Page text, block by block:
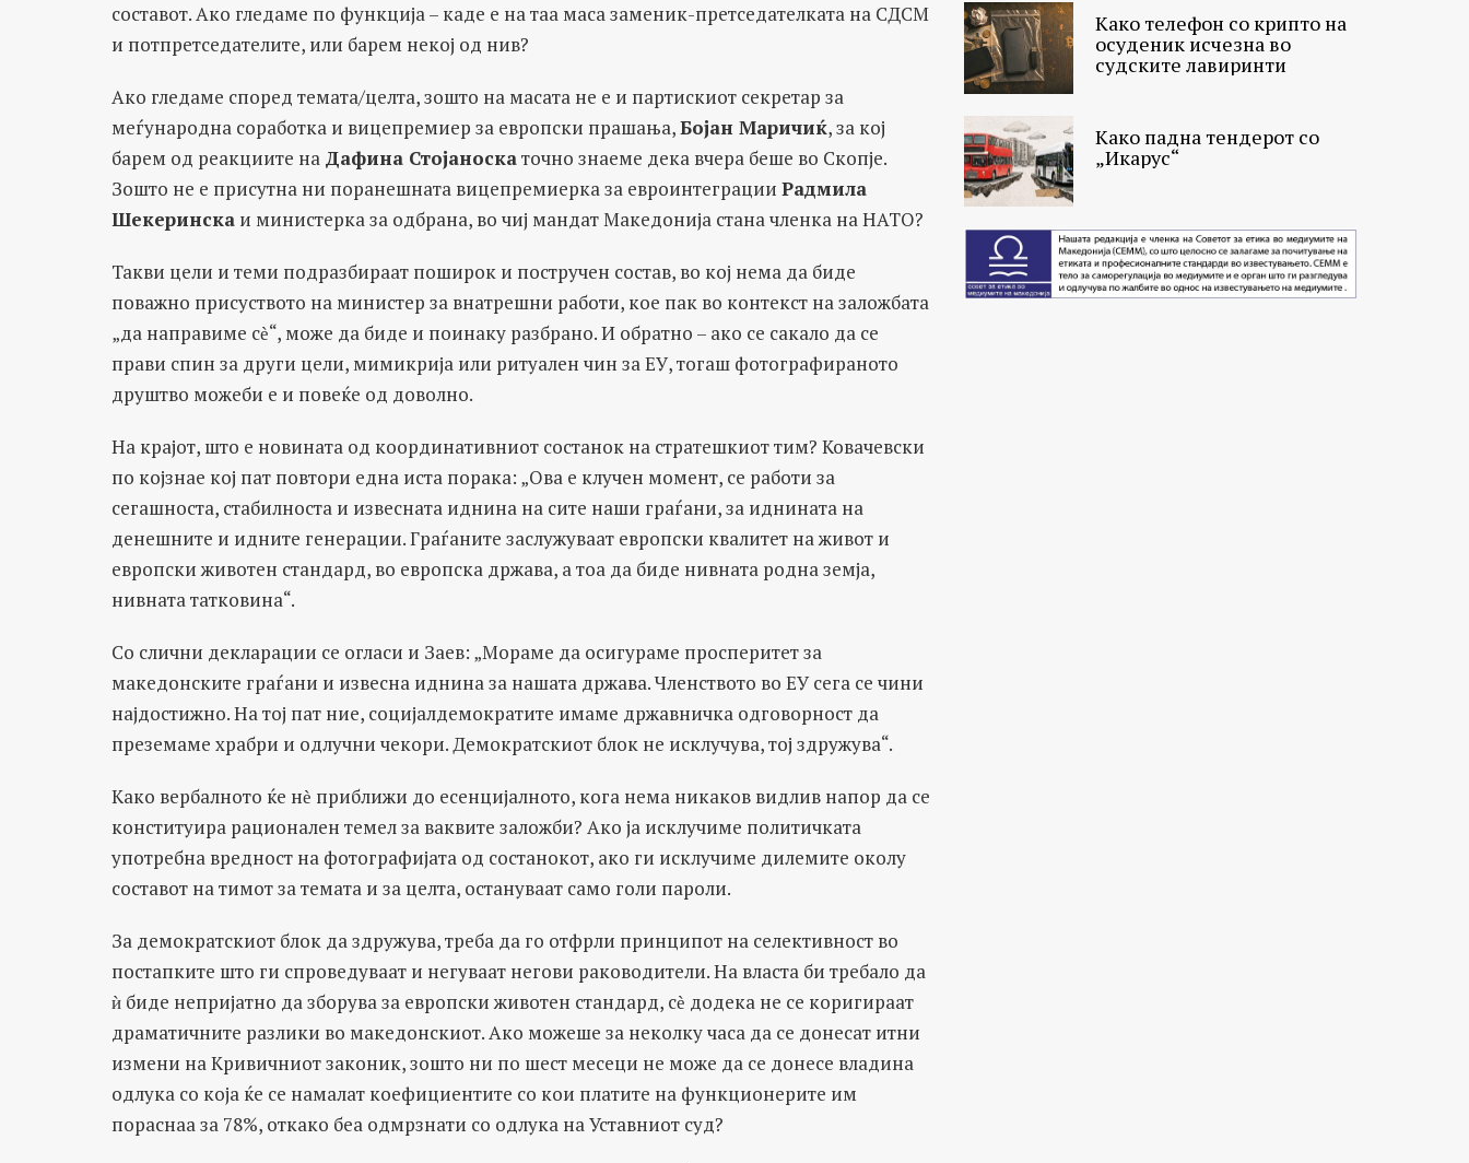
составот. Ако гледаме по функција – каде е на таа маса заменик-претседателката на СДСМ
и потпретседателите, или барем некој од нив?
Ако гледаме според темата/целта, зошто на масата не е и партискиот секретар за
меѓународна соработка и вицепремиер за европски прашања,Бојан Маричиќ, за кој
барем од реакциите на Дафина Стојаноскаточно знаеме дека вчера бeше во Скопје.
Зошто не е присутна ни поранешната вицепремиерка за евроинтеграции Радмила
Шекеринска и министерка за одбрана, во чиј мандат Македонија стана членка на НАТО?
Такви цели и теми подразбираат поширок и постручен состав, во кој нема да биде
поважно присуството на министер за внатрешни работи, кое пак во контекст на заложбата
„да направиме сѐ“, може да биде и поинаку разбрано. И обратно – ако се сакало да се
прави спин за други цели, мимикрија или ритуален чин за ЕУ, тогаш фотографираното
друштво можеби е и повеќе од доволно.
На крајот, што е новината од координативниот состанок на стратешкиот тим? Ковачевски
по којзнае кој пат повтори една иста порака: „Ова е клучен момент, се работи за
сегашноста, стабилноста и извесната иднина на сите наши граѓани, за иднината на
денешните и идните генерации. Граѓаните заслужуваат европски квалитет на живот и
европски животен стандард, во европска држава, а тоа да биде нивната родна земја,
нивната татковина“.
Со слични декларации се огласи и Заев: „Мораме да осигураме просперитет за
македонските граѓани и извесна иднина за нашата држава. Членството во ЕУ сега се чини
најдостижно. На тој пат ние, социјалдемократите имаме државничка одговорност да
преземаме храбри и одлучни чекори. Демократскиот блок не исклучува, тој здружува“.
Како вербалното ќе нѐ приближи до есенцијалното, кога нема никаков видлив напор да се
конституира рационален темел за ваквите заложби? Ако ја исклучиме политичката
употребна вредност на фотографијата од состанокот, ако ги исклучиме дилемите околу
составот на тимот за темата и за целта, остануваат само голи пароли.
За демократскиот блок да здружува, треба да го отфрли принципот на селективност во
постапките што ги спроведуваат и негуваат негови раководители. На власта би требало да
ѝ биде непријатно да зборува за европски животен стандард, сѐ додека не се коригираат
драматичните разлики во македонскиот. Ако можеше за неколку часа да се донесат итни
измени на Кривичниот законик, зошто ни по шест месеци не може да се донесе владина
одлука со која ќе се намалат коефициентите со кои платите на функционерите им
пораснаа за 78%, откако беа одмрзнати со одлука на Уставниот суд?
Како телефон со крипто на
осуденик исчезна во
судските лавиринти
Како падна тендерот со
„Икарус“